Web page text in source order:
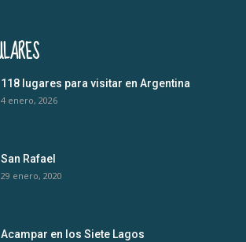
118 lugares para visitar en Argentina
4 enero, 2026
San Rafael
29 enero, 2020
Acampar en los Siete Lagos